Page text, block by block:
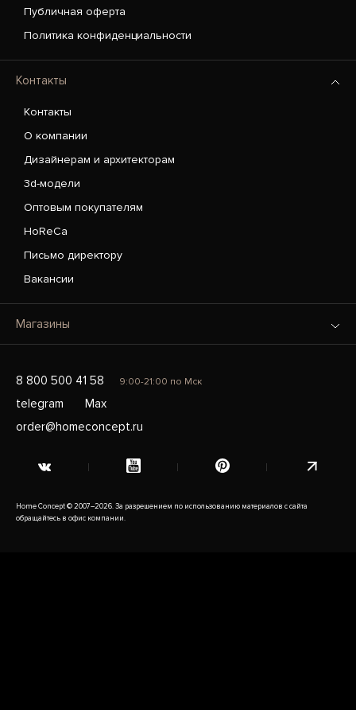
Публичная оферта
Политика конфиденциальности
Контакты
Контакты
О компании
Дизайнерам и архитекторам
3d-модели
Оптовым покупателям
HoReCa
Письмо директору
Вакансии
Магазины
8 800 500 41 58 9:00-21:00 по Мск
telegram
Max
order@homeconcept.ru
Home Concept © 2007–2026. За разрешением по использованию материалов с сайта
обращайтесь в офис компании.